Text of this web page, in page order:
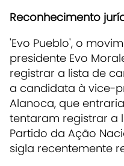
Reconhecimento
'Evo Pueblo', o
presidente Evo
registrar a lista de
a candidata à vice-
Alanoca, que
tentaram registrar a
Partido da Ação
sigla recentemente